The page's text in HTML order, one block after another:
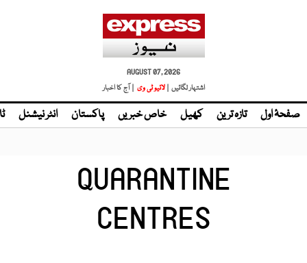
AUGUST 07, 2026
اشتہار لگائیں | لائیو ٹی وی | آج کا اخبار
صفحۂ اول تازہ ترین کھیل خاص خبریں پاکستان انٹر نیشنل
QUARANTINE
CENTRES